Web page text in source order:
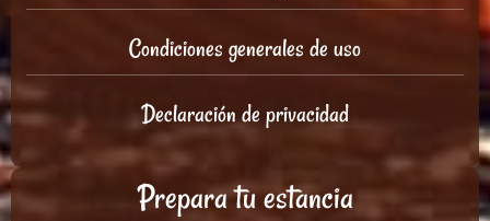
Condiciones generales de uso
Declaración de privacidad
Prepara tu estancia